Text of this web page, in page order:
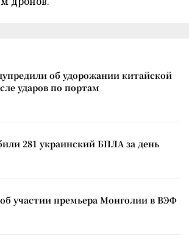
об удорожании китайской
ударов по портам
281 украинский БПЛА за день
участии премьера Монголии в ВЭФ